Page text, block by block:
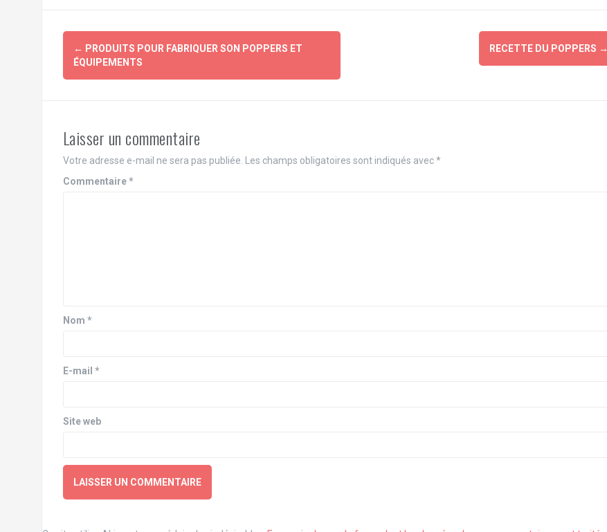
Navigation
d'article
← PRODUITS POUR FABRIQUER SON POPPERS ET
ÉQUIPEMENTS
RECETTE DU POPPERS →
Laisser un commentaire
Votre adresse e-mail ne sera pas publiée. Les champs obligatoires sont indiqués avec*
Commentaire*
Nom *
E-mail *
Site web